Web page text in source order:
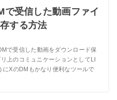
受信した動画ファイ
する方法
で受信した動画をダウンロード保
上のコミュニケーションとしてLI
XのDMもかなり便利なツールで